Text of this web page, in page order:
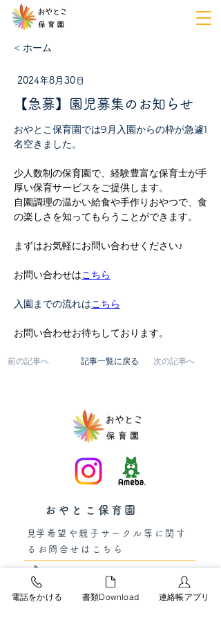
< ホーム
2024年8月30日
【急募】園児募集のお知らせ
おやとこ保育園では9月入園からの枠が急遽1
名空きました。
少人数制の保育園で、経験豊富な保育士が手
厚い保育サービスをご提供します。
自園調理の温かい給食や手作りおやつで、食
の楽しさを知ってもらうことができます。
まずはお気軽にお問い合わせください♪
お問い合わせはこちら
入園までの流れはこちら
お問い合わせお待ちしております。
前の記事へ 記事一覧に戻る 次の記事へ
おやとこ保育園
​見学希望や親子サークル等に関す
るお問合せはこちら
076‐407-5102
受付時間 9:00 ~ 17:00 土日祝定休
電話をかける 書類Download 連絡帳アプリ